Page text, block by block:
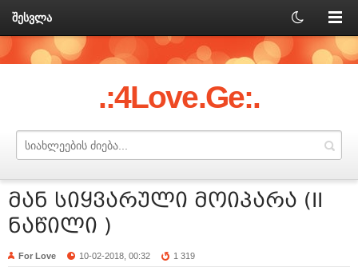
შესვლა
.:4Love.Ge:.
მან სიყვარული მოიპარა (II
ნაწილი )
For Love 10-02-2018, 00:32 1 319